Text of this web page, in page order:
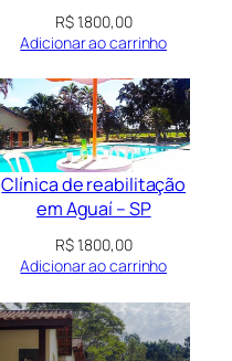
R$1.800,00
Adicionar ao carrinho
Clínica de reabilitação
em Aguaí – SP
R$1.800,00
Adicionar ao carrinho